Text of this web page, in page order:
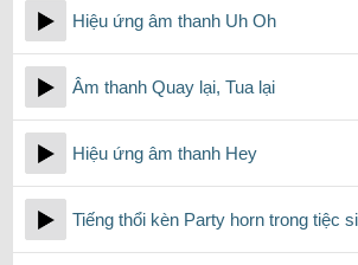
Hiệu ứng âm thanh Uh Oh
Âm thanh Quay lại, Tua lại
Hiệu ứng âm thanh Hey
Tiếng thổi kèn Party horn trong tiệc